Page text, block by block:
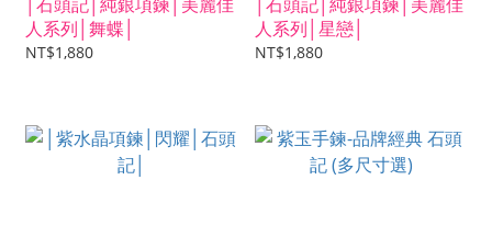
人系列│舞蝶│
NT$1,880
人系列│星戀│
NT$1,880